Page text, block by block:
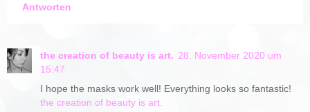
Antworten
the creation of beauty is art. 28. November 2020 um
15:47
I hope the masks work well! Everything looks so fantastic!
the creation of beauty is art.